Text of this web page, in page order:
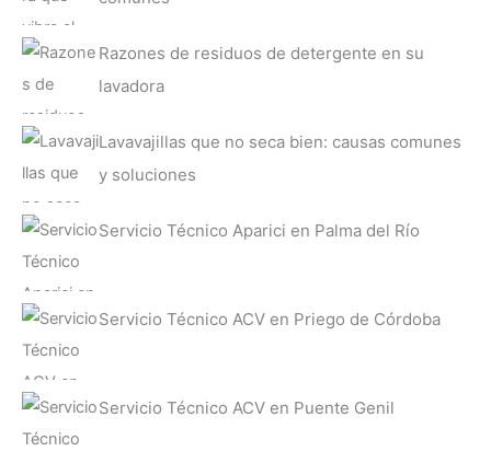
Razones de residuos de detergente en su
lavadora
Lavavajillas que no seca bien: causas comunes
y soluciones
Servicio Técnico Aparici en Palma del Río
Servicio Técnico ACV en Priego de Córdoba
Servicio Técnico ACV en Puente Genil